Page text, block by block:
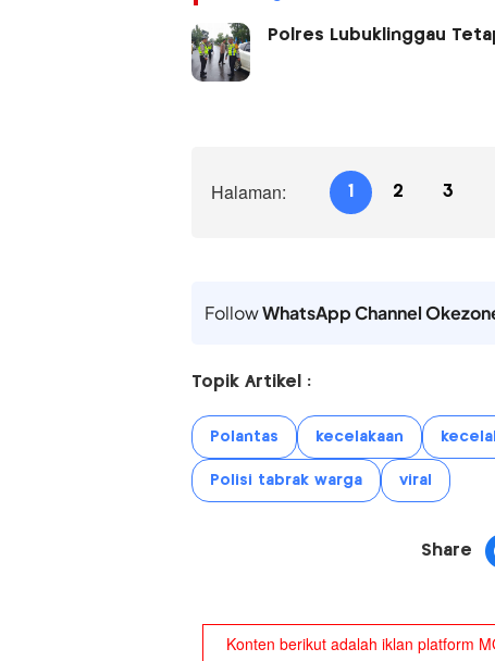
Polres Lubuklinggau
Halaman: 1 2 3
FollowWhatsApp Channel
Topik Artikel :
Polantas kecelakaan
Polisi tabrak warga viral
Share